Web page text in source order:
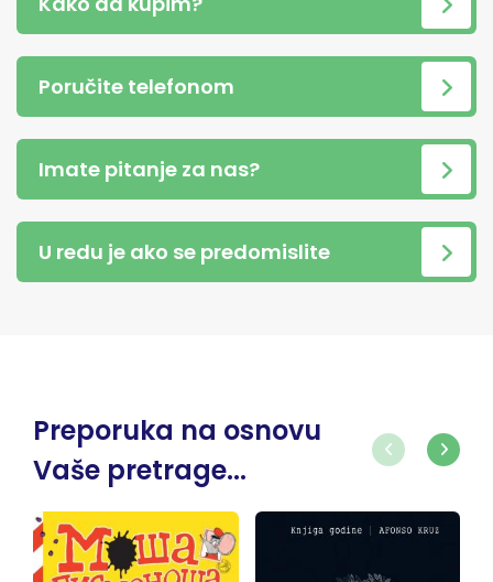
Poručite telefonom
Imate pitanje za nas?
U redu je ako se predomislite
Preporuka na osnovu
Vaše pretrage...